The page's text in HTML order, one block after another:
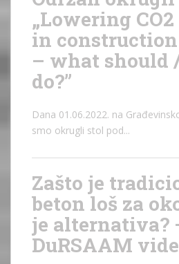
„Lowering
in
– what should
do?”
Dana 01.06.2022. na
smo okrugli stol pod...
Zašto je
beton loš za
je alternativa?
DuRSAAM